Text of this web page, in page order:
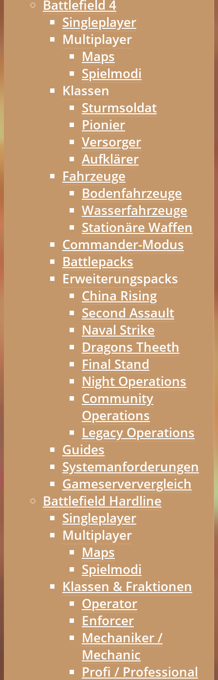
Battlefield 4
Singleplayer
Multiplayer
Maps
Spielmodi
Klassen
Sturmsoldat
Pionier
Versorger
Aufklärer
Fahrzeuge
Bodenfahrzeuge
Wasserfahrzeuge
Stationäre Waffen
Commander-Modus
Battlepacks
Erweiterungspacks
China Rising
Second Assault
Naval Strike
Dragons Theeth
Final Stand
Night Operations
Community
Operations
Legacy Operations
Guides
Systemanforderungen
Gameserververgleich
Battlefield Hardline
Singleplayer
Multiplayer
Maps
Spielmodi
Klassen & Fraktionen
Operator
Enforcer
Mechaniker /
Mechanic
Profi / Professional